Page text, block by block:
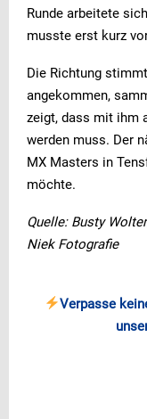
Runde arbeitete
musste erst kurz
Die Richtung
angekommen,
zeigt, dass mit ihm
werden muss. Der
MX Masters in
möchte.
Quelle: Busty
Niek Fotografie
Verpasse